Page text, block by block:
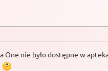
One nie było dostępne w